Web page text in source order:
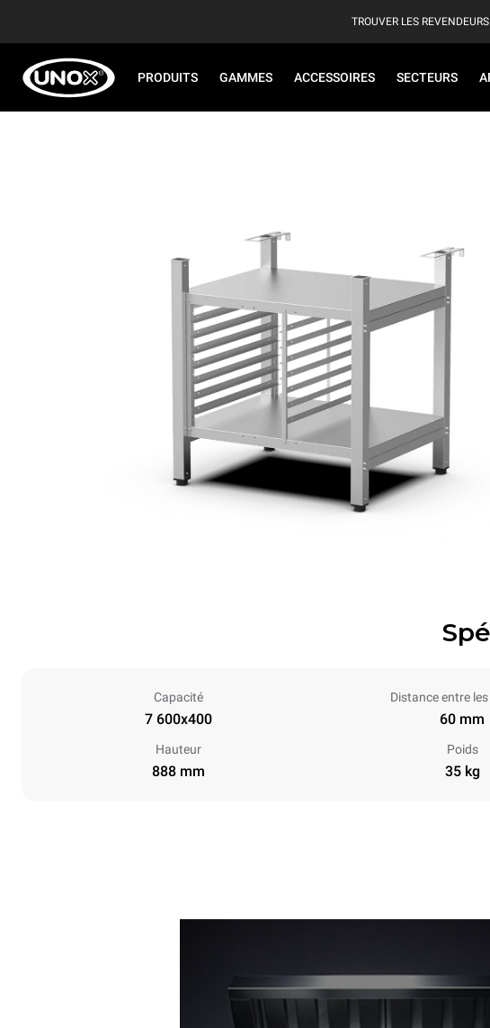
TROUVER LES REVENDEURS
PRODUITS GAMMES ACCESSOIRES SECTEURS
Capacité
7 600x400
Distance entre
60 mm
Hauteur
888 mm
Poids
35 kg